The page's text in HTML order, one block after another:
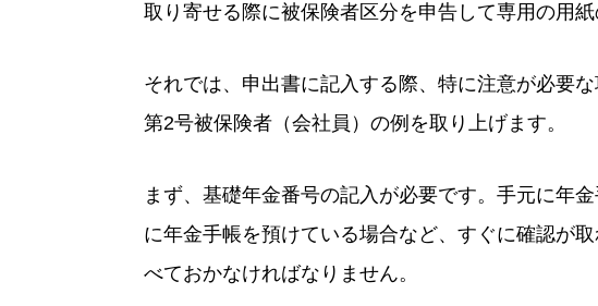
取り寄せる際に被保険者区分を申告して専用の用
それでは、申出書に記入する際、特に注意が必要
第2号被保険者（会社員）の例を取り上げます。
まず、基礎年金番号の記入が必要です。手元に年
に年金手帳を預けている場合など、すぐに確認が
べておかなければなりません。